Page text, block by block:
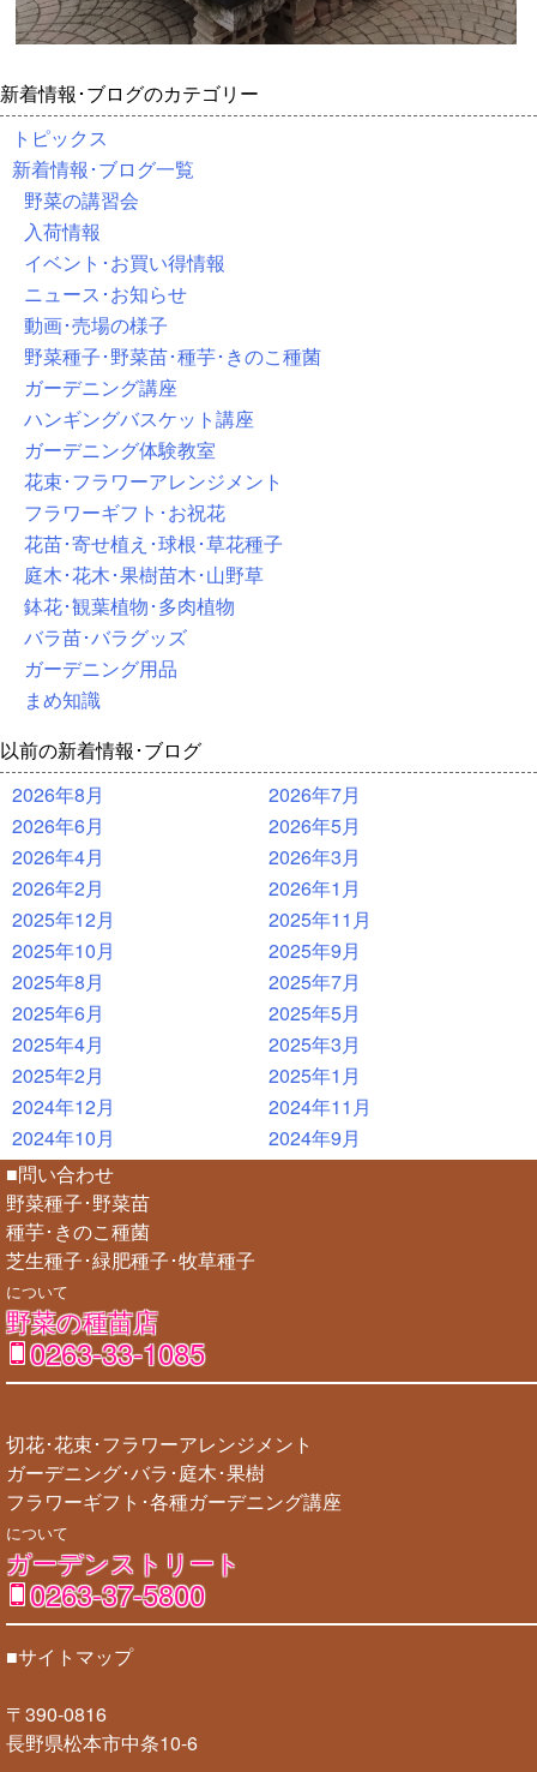
新着情報･ブログのカテゴリー
トピックス
新着情報･ブログ一覧
野菜の講習会
入荷情報
イベント･お買い得情報
ニュース･お知らせ
動画･売場の様子
野菜種子･野菜苗･種芋･きのこ種菌
ガーデニング講座
ハンギングバスケット講座
ガーデニング体験教室
花束･フラワーアレンジメント
フラワーギフト･お祝花
花苗･寄せ植え･球根･草花種子
庭木･花木･果樹苗木･山野草
鉢花･観葉植物･多肉植物
バラ苗･バラグッズ
ガーデニング用品
まめ知識
以前の新着情報･ブログ
2026年8月
2026年7月
2026年6月
2026年5月
2026年4月
2026年3月
2026年2月
2026年1月
2025年12月
2025年11月
2025年10月
2025年9月
2025年8月
2025年7月
2025年6月
2025年5月
2025年4月
2025年3月
2025年2月
2025年1月
2024年12月
2024年11月
2024年10月
2024年9月
■問い合わせ
野菜種子･野菜苗
種芋･きのこ種菌
芝生種子･緑肥種子･牧草種子
について
野菜の種苗店
0263-33-1085
切花･花束･フラワーアレンジメント
ガーデニング･バラ･庭木･果樹
フラワーギフト･各種ガーデニング講座
について
ガーデンストリート
0263-37-5800
■サイトマップ
〒390-0816
長野県松本市中条10-6